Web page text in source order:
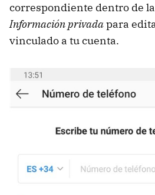
correspondiente dentro de
Información privadapara
vinculado a tu cuenta.